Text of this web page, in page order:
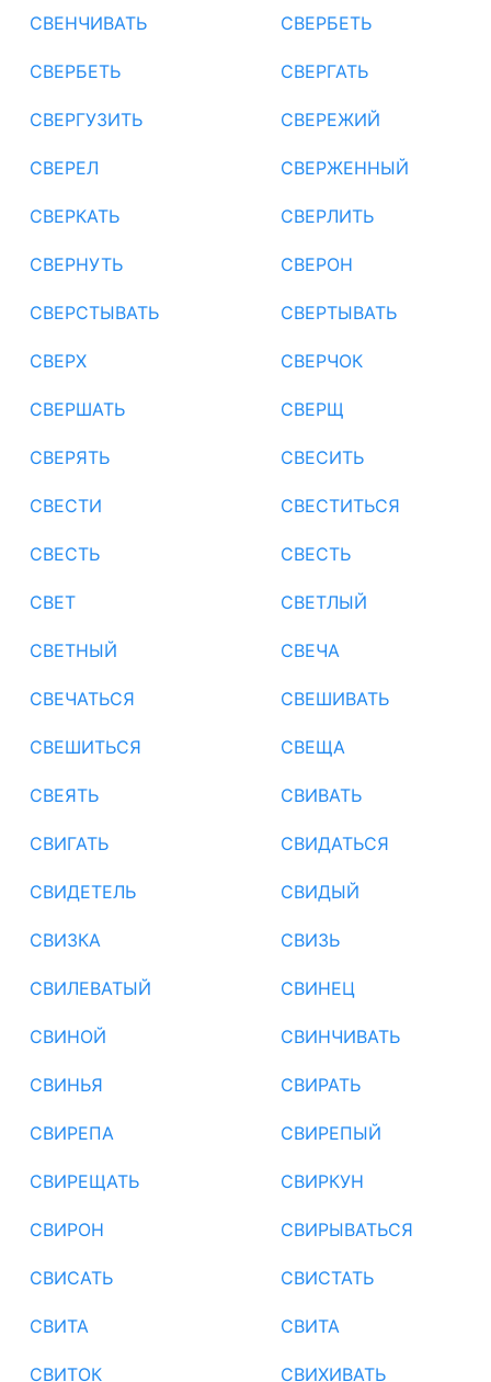
СВЕНЧИВАТЬ СВЕРБЕТЬ
СВЕРБЕТЬ СВЕРГАТЬ
СВЕРГУЗИТЬ СВЕРЕЖИЙ
СВЕРЕЛ СВЕРЖЕННЫЙ
СВЕРКАТЬ СВЕРЛИТЬ
СВЕРНУТЬ СВЕРОН
СВЕРСТЫВАТЬ СВЕРТЫВАТЬ
СВЕРХ СВЕРЧОК
СВЕРШАТЬ СВЕРЩ
СВЕРЯТЬ СВЕСИТЬ
СВЕСТИ СВЕСТИТЬСЯ
СВЕСТЬ СВЕСТЬ
СВЕТ СВЕТЛЫЙ
СВЕТНЫЙ СВЕЧА
СВЕЧАТЬСЯ СВЕШИВАТЬ
СВЕШИТЬСЯ СВЕЩА
СВЕЯТЬ СВИВАТЬ
СВИГАТЬ СВИДАТЬСЯ
СВИДЕТЕЛЬ СВИДЫЙ
СВИЗКА СВИЗЬ
СВИЛЕВАТЫЙ СВИНЕЦ
СВИНОЙ СВИНЧИВАТЬ
СВИНЬЯ СВИРАТЬ
СВИРЕПА СВИРЕПЫЙ
СВИРЕЩАТЬ СВИРКУН
СВИРОН СВИРЫВАТЬСЯ
СВИСАТЬ СВИСТАТЬ
СВИТА СВИТА
СВИТОК СВИХИВАТЬ